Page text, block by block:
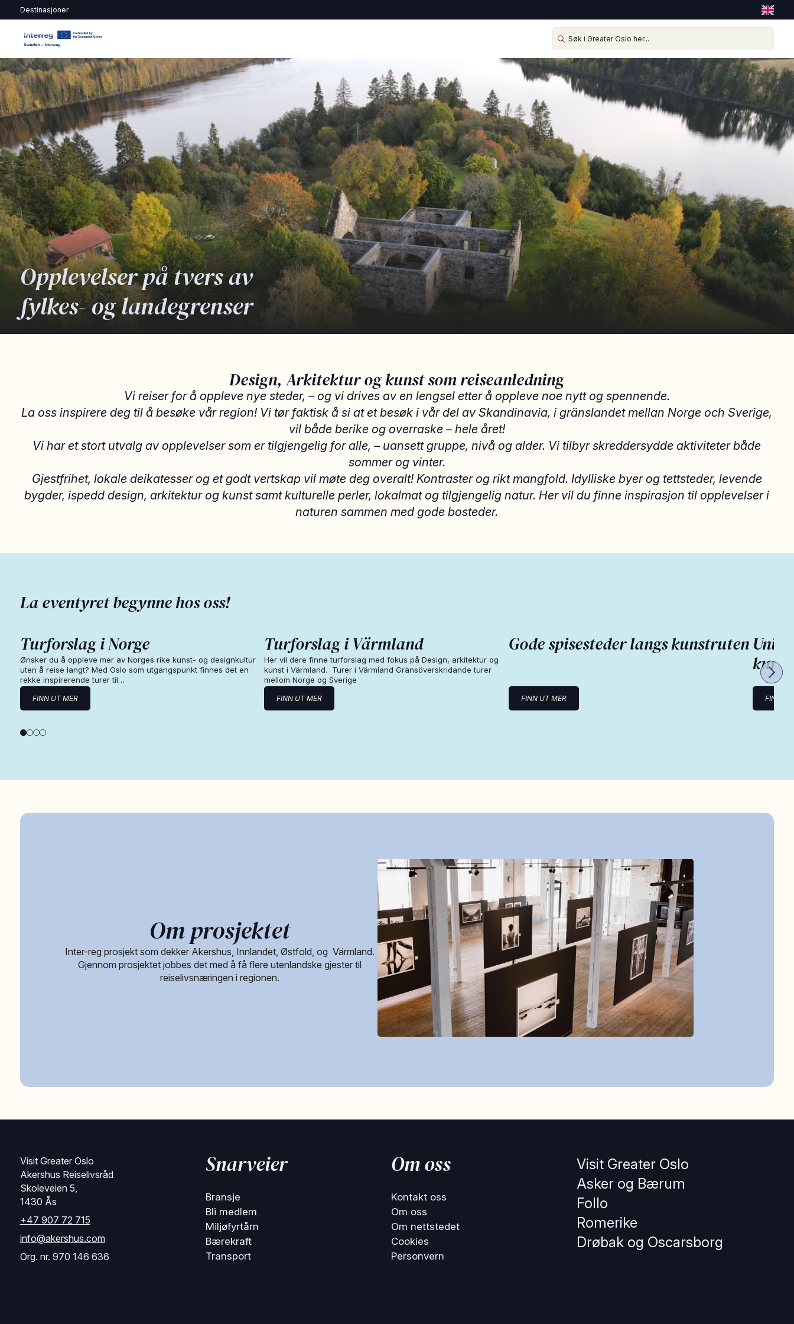
Destinasjoner
Opplevelser på tvers av
fylkes- og landegrenser
Design, Arkitektur og kunst som reiseanledning
Vi reiser for å oppleve nye steder, – og vi drives av en lengsel etter å oppleve noe nytt og spennende.
La oss inspirere deg til å besøke vår region! Vi tør faktisk å si at et besøk i vår del av Skandinavia, i gränslandet mellan Norge och Sverige,
vil både berike og overraske – hele året!
Vi har et stort utvalg av opplevelser som er tilgjengelig for alle, – uansett gruppe, nivå og alder. Vi tilbyr skreddersydde aktiviteter både
sommer og vinter.
Gjestfrihet, lokale deikatesser og et godt vertskap vil møte deg overalt! Kontraster og rikt mangfold. Idylliske byer og tettsteder, levende
bygder, ispedd design, arkitektur og kunst samt kulturelle perler, lokalmat og tilgjengelig natur. Her vil du finne inspirasjon til opplevelser i
naturen sammen med gode bosteder.
La eventyret begynne hos oss!
Turforslag i Norge
Ønsker du å oppleve mer av Norges rike kunst- og designkultur
uten å reise langt? Med Oslo som utgangspunkt finnes det en
rekke inspirerende turer til…
FINN UT MER
Turforslag i Värmland
Her vil dere finne turforslag med fokus på Design, arkitektur og
kunst i Värmland. Turer i Värmland Gränsöverskridande turer
mellom Norge og Sverige
FINN UT MER
Gode spisesteder langs kunstruten
FINN UT MER FINN
Om prosjektet
Inter-reg prosjekt som dekker Akershus, Innlandet, Østfold, og Värmland.
Gjennom prosjektet jobbes det med å få flere utenlandske gjester til
reiselivsnæringen i regionen.
Visit Greater Oslo
Akershus Reiselivsråd
Skoleveien 5,
1430 Ås
+47 907 72 715
info@akershus.com
Org. nr. 970 146 636
Snarveier
Bransje
Bli medlem
Miljøfyrtårn
Bærekraft
Transport
Om oss
Kontakt oss
Om oss
Om nettstedet
Cookies
Personvern
Visit Greater Oslo
Asker og Bærum
Follo
Romerike
Drøbak og Oscarsborg